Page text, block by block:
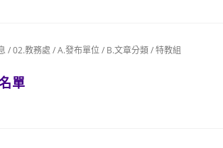
/02.教務處 /A.發布單位/ B.文章分類/特教組
單